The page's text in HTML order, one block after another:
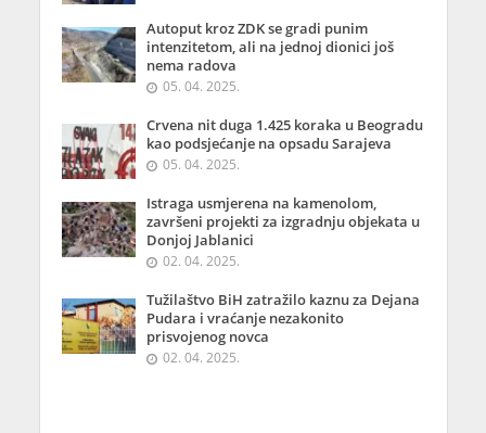
Autoput kroz ZDK se gradi punim
intenzitetom, ali na jednoj dionici još
nema radova
05. 04. 2025.
Crvena nit duga 1.425 koraka u Beogradu
kao podsjećanje na opsadu Sarajeva
05. 04. 2025.
Istraga usmjerena na kamenolom,
završeni projekti za izgradnju objekata u
Donjoj Jablanici
02. 04. 2025.
Tužilaštvo BiH zatražilo kaznu za Dejana
Pudara i vraćanje nezakonito
prisvojenog novca
02. 04. 2025.